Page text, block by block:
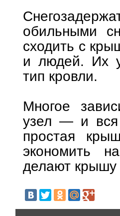
обильными
сходить с
и людей. Их
тип кровли.
Многое
узел — и вся
простая
экономить
делают